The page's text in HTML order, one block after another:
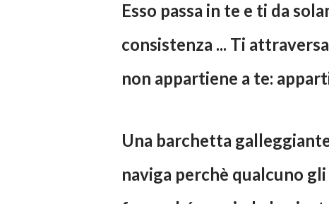
Esso passa in te e ti da
consistenza ... Ti
non appartiene a te:
Una barchetta
naviga perchè qualcuno